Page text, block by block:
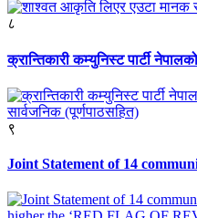
८
क्रान्तिकारी कम्युनिस्ट पार्टी
९
Joint Statement of 14